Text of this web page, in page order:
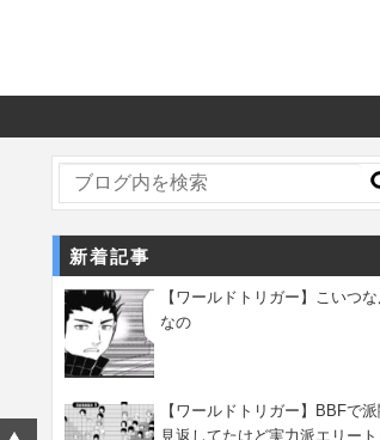
新着記事
【ワールドトリガー】こいつな
なの
【ワールドトリガー】BBFで派
見返してたけど実力派エリート